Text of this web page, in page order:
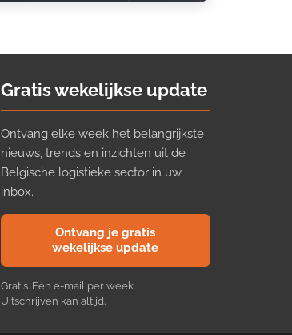
Gratis wekelijkse update
Ontvang elke week het belangrijkste
nieuws, trends en inzichten uit de
Belgische logistieke sector in uw
inbox.
Ontvang je gratis
wekelijkse update
Gratis. Eén e-mail per week.
Uitschrijven kan altijd.